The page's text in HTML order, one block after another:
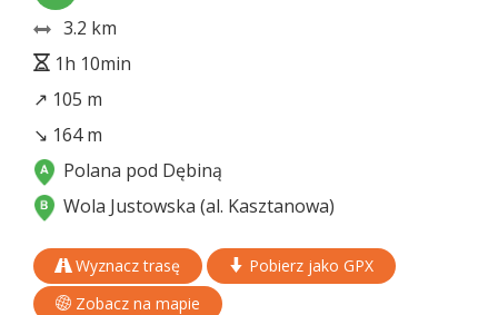
3.2 km
1h 10min
↗ 105 m
↘ 164 m
Polana pod Dębiną
Wola Justowska (al. Kasztanowa)
Wyznacz trasę
Pobierz jako GPX
Zobacz na mapie